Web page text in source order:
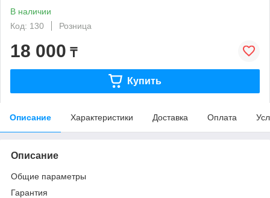
В наличии
Код: 130
Розница
18 000 ₸
Купить
Описание Характеристики Доставка Оплата
Описание
Общие параметры
Гарантия